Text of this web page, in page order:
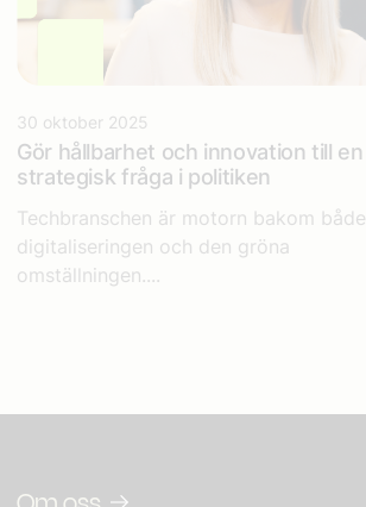
30 oktober 2025
Gör hållbarhet och innovation till en
strategisk fråga i politiken
Techbranschen är motorn bakom både
digitaliseringen och den gröna
omställningen....